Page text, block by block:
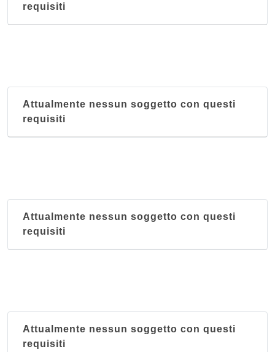
requisiti
Attualmente nessun soggetto con questi
requisiti
Attualmente nessun soggetto con questi
requisiti
Attualmente nessun soggetto con questi
requisiti